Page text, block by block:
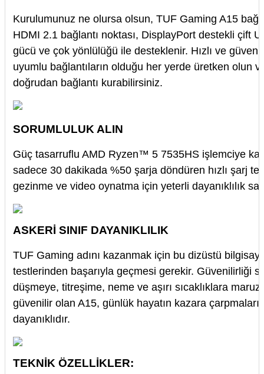
Kurulumunuz ne olursa olsun, TUF Gaming A15
HDMI 2.1 bağlantı noktası, DisplayPort destekli çift
gücü ve çok yönlülüğü ile desteklenir. Hızlı ve
uyumlu bağlantıların olduğu her yerde üretken olun
doğrudan bağlantı kurabilirsiniz.
SORUMLULUK ALIN
Güç tasarruflu AMD Ryzen™ 5 7535HS işlemciye
sadece 30 dakikada %50 şarja döndüren hızlı şarj
gezinme ve video oynatma için yeterli dayanıklılık
ASKERİ SINIF DAYANIKLILIK
TUF Gaming adını kazanmak için bu dizüstü
testlerinden başarıyla geçmesi gerekir. Güvenilirliği
düşmeye, titreşime, neme ve aşırı sıcaklıklara
güvenilir olan A15, günlük hayatın kazara
dayanıklıdır.
TEKNİK ÖZELLİKLER: